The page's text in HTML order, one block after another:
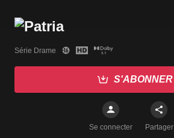
Série Drame
S'ABONNER
Se connecter Partager